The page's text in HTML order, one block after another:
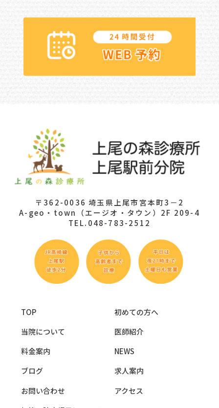
〒362-0036 埼玉県上尾市宮本町3－2
A-geo・town（エージオ・タウン）2F 209-4
TEL.048-783-2512
TOP
初めての方へ
当院について
医師紹介
料金案内
NEWS
ブログ
求人案内
お問い合わせ
アクセス